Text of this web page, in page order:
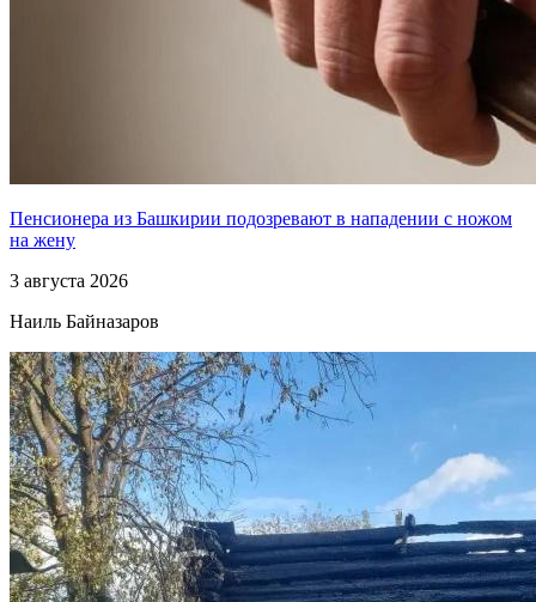
Пенсионера из Башкирии подозревают в нападении с ножом
на жену
3 августа 2026
Наиль Байназаров